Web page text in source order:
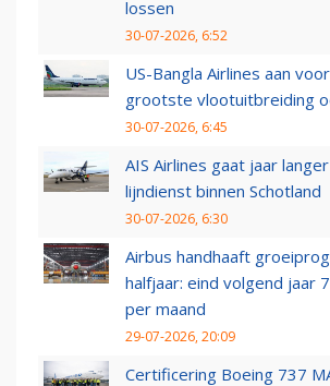
lossen
30-07-2026, 6:52
US-Bangla Airlines aan
grootste vlootuitbreiding
30-07-2026, 6:45
AIS Airlines gaat jaar
lijndienst binnen Schotland
30-07-2026, 6:30
Airbus handhaaft
halfjaar: eind volgend jaar
per maand
29-07-2026, 20:09
Certificering Boeing 737